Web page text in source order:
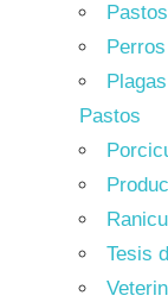
Perros
Pastos
Tesis